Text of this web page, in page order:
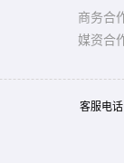
商务合
媒资合
客服电